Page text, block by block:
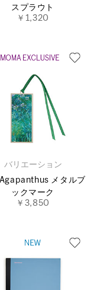
スプラウト
￥1,320
バリエーション
メタルブ
ックマーク
￥3,850